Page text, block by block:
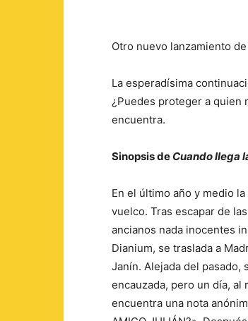
Otro nuevo lanzamiento
La esperadísima
¿Puedes proteger a quien
encuentra.
Sinopsis de Cuando llega
En el último año y medio
vuelco. Tras escapar de
ancianos nada inocentes
Dianium, se traslada a
Janín. Alejada del pasado,
encauzada, pero un día, al
encuentra una nota